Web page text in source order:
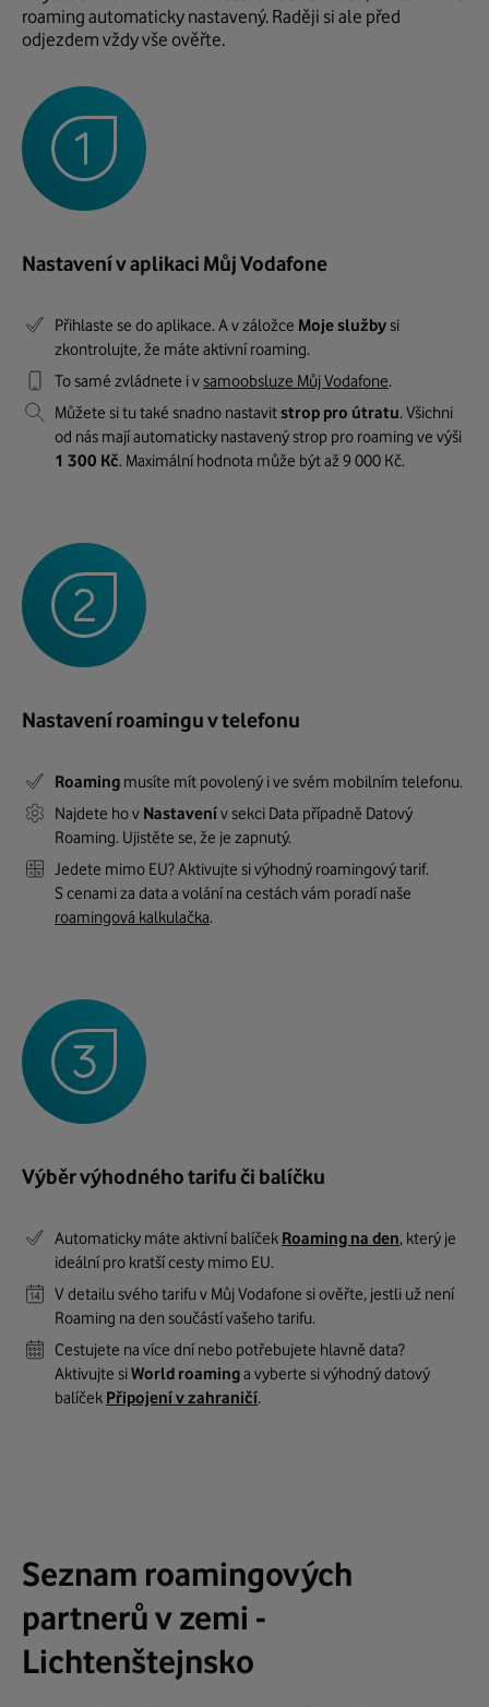
roaming automaticky nastavený. Raději si ale před
odjezdem vždy vše ověřte.
Nastavení v aplikaci Můj Vodafone
Přihlaste se do aplikace. A v záložce Moje služby si
zkontrolujte, že máte aktivní roaming.
To samé zvládnete i v samoobsluze Můj Vodafone.
Můžete si tu také snadno nastavitstrop pro útratu. Všichni
od nás mají automaticky nastavený strop pro roaming ve výši
1 300 Kč. Maximální hodnota může být až 9 000 Kč.
Nastavení roamingu v telefonu
Roaming musíte mít povolený i ve svém mobilním telefonu.
Najdete ho v Nastavenív sekci Data případně Datový
Roaming. Ujistěte se, že je zapnutý.
Jedete mimo EU? Aktivujte si výhodný roamingový tarif.
S cenami za data a volání na cestách vám poradí naše
roamingová kalkulačka.
Výběr výhodného tarifu či balíčku
Automaticky máte aktivní balíček Roaming na den, který je
ideální pro kratší cesty mimo EU.
V detailu svého tarifu v Můj Vodafone si ověřte, jestli už není
Roaming na den součástí vašeho tarifu.
Cestujete na více dní nebo potřebujete hlavně data?
Aktivujte siWorld roaminga vyberte si výhodný datový
balíček Připojení v zahraničí.
Seznam roamingových
partnerů v zemi -
Lichtenštejnsko